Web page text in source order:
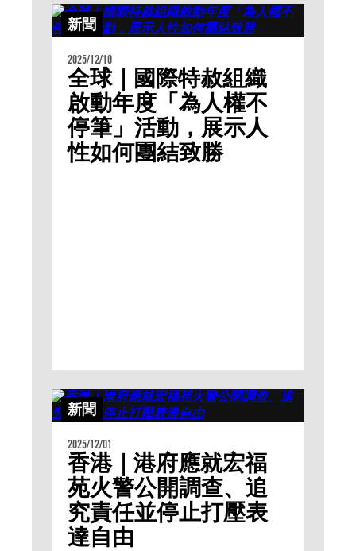
新聞
2025/12/10
全球｜國際特赦組織
啟動年度「為人權不
停筆」活動，展示人
性如何團結致勝
新聞
2025/12/01
香港｜港府應就宏福
苑火警公開調查、追
究責任並停止打壓表
達自由